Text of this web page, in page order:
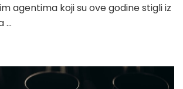
agentima koji su ove godine stigli iz
…